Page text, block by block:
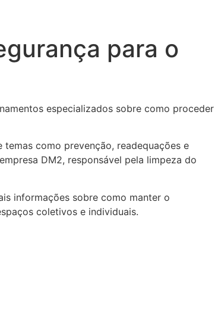
para o
especializados sobre como proceder
como prevenção, readequações e
DM2, responsável pela limpeza do
informações sobre como manter o
coletivos e individuais.